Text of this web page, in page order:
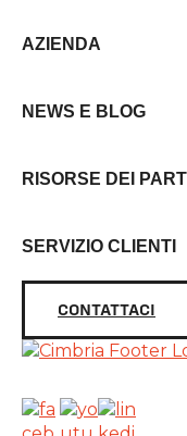
AZIENDA
NEWS E BLOG
RISORSE DEI
SERVIZIO CLIENTI
CONTATTACI